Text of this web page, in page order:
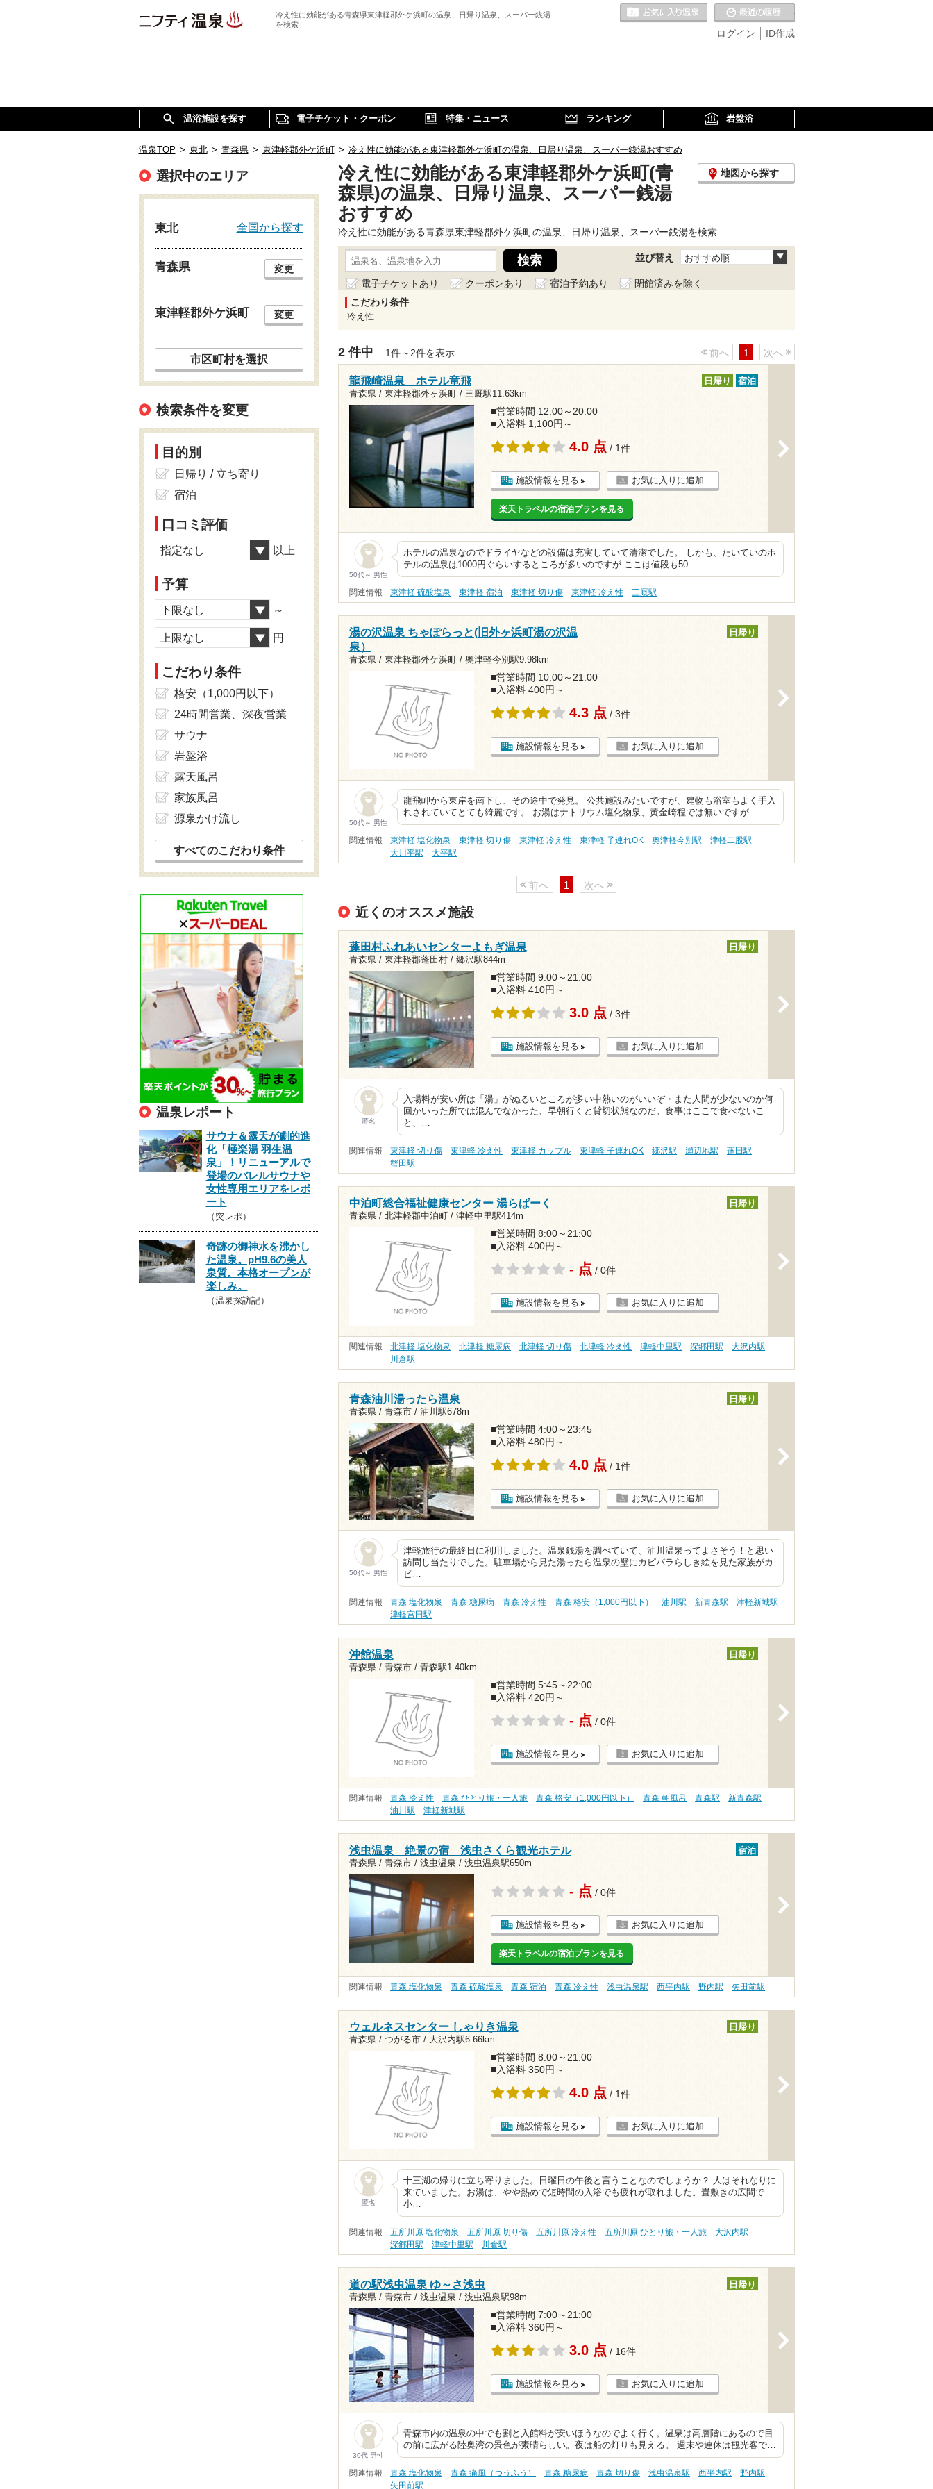
冷え性に効能がある青森県東津軽郡外ケ浜町の温泉、日帰り温泉、スーパー銭湯
を検索
ID作成
ログイン
お気に入りの温泉
温浴施設を探す 電子チケット・クーポン 特集・ニュース ランキング 岩盤浴
温泉TOP > 東北 > 青森県 > 東津軽郡外ケ浜町 > 冷え性に効能がある東津軽郡外ケ浜町の温泉、日帰り温泉、スーパー銭湯おすすめ
冷え性に効能がある東津軽郡外ケ浜町(青
森県)の温泉、日帰り温泉、スーパー銭湯
おすすめ
地図から探す
冷え性に効能がある青森県東津軽郡外ケ浜町の温泉、日帰り温泉、スーパー銭湯を検索
並び替え おすすめ順
電子チケットあり クーポンあり 宿泊予約あり
閉館済みを除く
こだわり条件
冷え性
2 件中 1件～2件を表示 前へ 1 次へ
龍飛崎温泉 ホテル竜飛
青森県 / 東津軽郡外ヶ浜町 / 三厩駅11.63km
日帰り 宿泊
■営業時間 12:00～20:00
■入浴料 1,100円～
4.0 点 / 1件
施設情報を見る お気に入りに追加
楽天トラベルの宿泊プランを見る
50代～ 男性
ホテルの温泉なのでドライヤなどの設備は充実していて清潔でした。 しかも、たいていのホ
テルの温泉は1000円ぐらいするところが多いのですが ここは値段も50…
関連情報 東津軽 硫酸塩泉 東津軽 宿泊 東津軽 切り傷 東津軽 冷え性 三厩駅
湯の沢温泉 ちゃぽらっと(旧外ヶ浜町湯の沢温
泉）
青森県 / 東津軽郡外ケ浜町 / 奥津軽今別駅9.98km
日帰り
■営業時間 10:00～21:00
■入浴料 400円～
4.3 点 / 3件
施設情報を見る お気に入りに追加
50代～ 男性
龍飛岬から東岸を南下し、その途中で発見。 公共施設みたいですが、建物も浴室もよく手入
れされていてとても綺麗です。 お湯はナトリウム塩化物泉、黄金崎程では無いですが…
関連情報 東津軽 塩化物泉 東津軽 切り傷 東津軽 冷え性 東津軽 子連れOK 奥津軽今別駅
津軽二股駅
大川平駅
大平駅
前へ 1 次へ
近くのオススメ施設
蓬田村ふれあいセンターよもぎ温泉
青森県 / 東津軽郡蓬田村 / 郷沢駅844m
日帰り
■営業時間 9:00～21:00
■入浴料 410円～
3.0 点 / 3件
施設情報を見る お気に入りに追加
匿名
入場料が安い所は「湯」がぬるいところが多い中熱いのがいいぞ・また人間が少ないのか何
回かいった所では混んでなかった、早朝行くと貸切状態なのだ。食事はここで食べないこ
と、…
関連情報 東津軽 切り傷 東津軽 冷え性 東津軽 カップル 東津軽 子連れOK 郷沢駅 瀬辺地駅
蓬田駅
蟹田駅
中泊町総合福祉健康センター 湯らぱーく
青森県 / 北津軽郡中泊町 / 津軽中里駅414m
日帰り
■営業時間 8:00～21:00
■入浴料 400円～
- 点 / 0件
施設情報を見る お気に入りに追加
関連情報 北津軽 塩化物泉 北津軽 糖尿病 北津軽 切り傷 北津軽 冷え性 津軽中里駅 深郷田駅
大沢内駅
川倉駅
青森油川湯ったら温泉
青森県 / 青森市 / 油川駅678m
日帰り
■営業時間 4:00～23:45
■入浴料 480円～
4.0 点 / 1件
施設情報を見る お気に入りに追加
50代～ 男性
津軽旅行の最終日に利用しました。温泉銭湯を調べていて、油川温泉ってよさそう！と思い
訪問し当たりでした。駐車場から見た湯ったら温泉の壁にカピパラらしき絵を見た家族がカ
ピ…
関連情報 青森 塩化物泉 青森 糖尿病 青森 冷え性 青森 格安（1,000円以下） 油川駅 新青森駅
津軽新城駅
津軽宮田駅
沖館温泉
青森県 / 青森市 / 青森駅1.40km
日帰り
■営業時間 5:45～22:00
■入浴料 420円～
- 点 / 0件
施設情報を見る お気に入りに追加
関連情報 青森 冷え性 青森 ひとり旅・一人旅 青森 格安（1,000円以下） 青森 朝風呂 青森駅
新青森駅
油川駅
津軽新城駅
浅虫温泉 絶景の宿 浅虫さくら観光ホテル
青森県 / 青森市 / 浅虫温泉 / 浅虫温泉駅650m
宿泊
- 点 / 0件
施設情報を見る お気に入りに追加
楽天トラベルの宿泊プランを見る
関連情報 青森 塩化物泉 青森 硫酸塩泉 青森 宿泊 青森 冷え性 浅虫温泉駅 西平内駅 野内駅 矢田前駅
ウェルネスセンター しゃりき温泉
青森県 / つがる市 / 大沢内駅6.66km
日帰り
■営業時間 8:00～21:00
■入浴料 350円～
4.0 点 / 1件
施設情報を見る お気に入りに追加
匿名
十三湖の帰りに立ち寄りました。日曜日の午後と言うことなのでしょうか？ 人はそれなりに
来ていました。お湯は、やや熱めで短時間の入浴でも疲れが取れました。畳敷きの広間で
小…
関連情報 五所川原 塩化物泉 五所川原 切り傷 五所川原 冷え性 五所川原 ひとり旅・一人旅
大沢内駅
深郷田駅
津軽中里駅 川倉駅
道の駅浅虫温泉 ゆ～さ浅虫
青森県 / 青森市 / 浅虫温泉 / 浅虫温泉駅98m
日帰り
■営業時間 7:00～21:00
■入浴料 360円～
3.0 点 / 16件
施設情報を見る お気に入りに追加
30代 男性
青森市内の温泉の中でも割と入館料が安いほうなのでよく行く。温泉は高層階にあるので目
の前に広がる陸奥湾の景色が素晴らしい。夜は船の灯りも見える。 週末や連休は観光客で…
関連情報 青森 塩化物泉 青森 痛風（つうふう） 青森 糖尿病 青森 切り傷 浅虫温泉駅 西平内駅
野内駅
矢田前駅
選択中のエリア
東北 全国から探す
青森県 変更
東津軽郡外ケ浜町 変更
市区町村を選択
検索条件を変更
目的別
日帰り / 立ち寄り
宿泊
口コミ評価
指定なし 以上
予算
下限なし ～
上限なし 円
こだわり条件
格安（1,000円以下）
24時間営業、深夜営業
サウナ
岩盤浴
露天風呂
家族風呂
源泉かけ流し
すべてのこだわり条件
温泉レポート
サウナ＆露天が劇的進
化「極楽湯 羽生温
泉」！リニューアルで
登場のバレルサウナや
女性専用エリアをレポ
ート
（突レポ）
奇跡の御神水を沸かし
た温泉。pH9.6の美人
泉質。本格オープンが
楽しみ。
（温泉探訪記）